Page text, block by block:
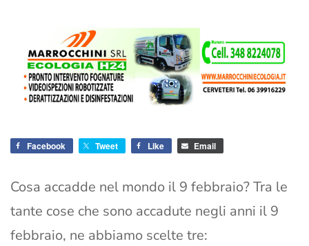
Facebook Tweet Like Email
Cosa accadde nel mondo il 9 febbraio? Tra le
tante cose che sono accadute negli anni il 9
febbraio, ne abbiamo scelte tre: